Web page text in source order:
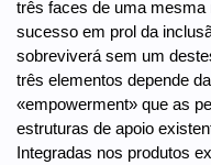
três faces de uma
sucesso em prol da
sobreviverá sem um
três elementos depende
«empowerment» que as
estruturas de apoio
Integradas nos produtos